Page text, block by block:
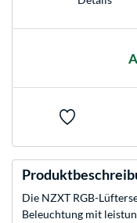
Die NZXT RGB-
Beleuchtung mit